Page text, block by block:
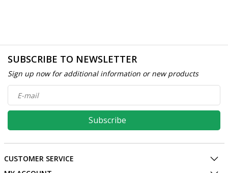
SUBSCRIBE TO NEWSLETTER
Sign up now for additional information or new products
Subscribe
CUSTOMER SERVICE